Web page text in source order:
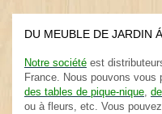
DU MEUBLE DE JARDIN
Notre société est
France. Nous pouvons vous
des tables de pique-nique,
ou à fleurs, etc. Vous